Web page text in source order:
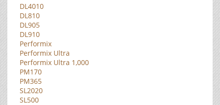
DL4010
DL810
DL905
DL910
Performix
Performix Ultra
Performix Ultra 1,000
PM170
PM365
SL2020
SL500